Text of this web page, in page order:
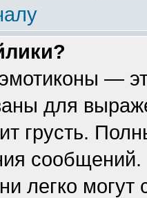
—
для
грусть.
сообщений.
легко